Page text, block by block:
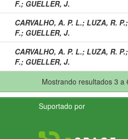
F.; GUELLER, J.
CARVALHO, A. P. L.; LUZA, R. P.;
F.; GUELLER, J.
CARVALHO, A. P. L.; LUZA, R. P.;
F.; GUELLER, J.
Mostrando resultados 3 a
Suportado por